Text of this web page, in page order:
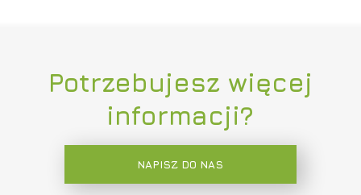
Potrzebujesz więcej
informacji?
NAPISZ DO NAS